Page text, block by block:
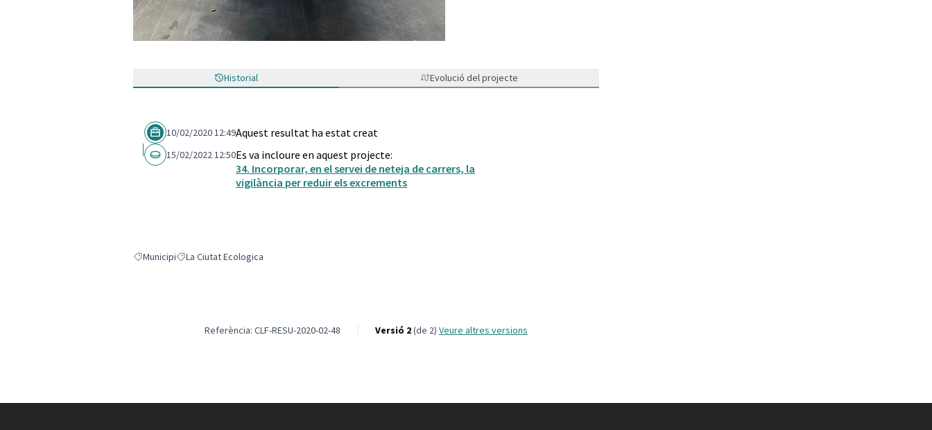
Historial Evolució del projecte
10/02/2020 12:49Aquest resultat ha estat creat
15/02/2022 12:50Es va incloure en aquest projecte:
34. Incorporar, en el servei de neteja de carrers, la
vigilància per reduir els excrements
Resultats en filtrar per: Municipi
MunicipiResultats en filtrar per: La Ciutat Ecologica
La Ciutat Ecologica
Referència: CLF-RESU-2020-02-48 Versió 2(de 2) veure altres versions